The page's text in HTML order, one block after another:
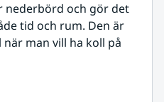
nederbörd och gör det
tid och rum. Den är
man vill ha koll på